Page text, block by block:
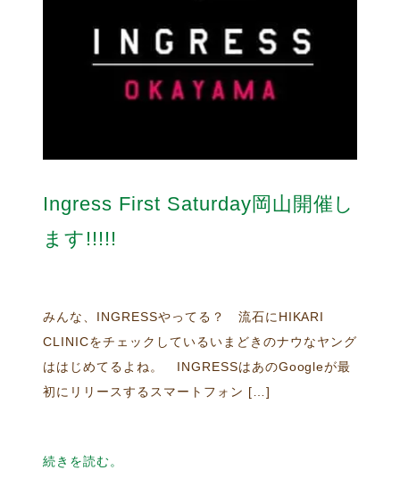
Ingress First Saturday岡山開催し
ます!!!!!
みんな、INGRESSやってる？ 流石にHIKARI
CLINICをチェックしているいまどきのナウなヤング
ははじめてるよね。 INGRESSはあのGoogleが最
初にリリースするスマートフォン […]
続きを読む。